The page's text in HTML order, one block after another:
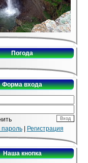
Погода
Форма входа
| Регистрация
Наша кнопка